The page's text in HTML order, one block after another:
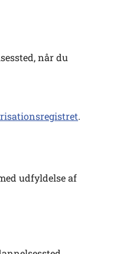
når du
.
udfyldelse af